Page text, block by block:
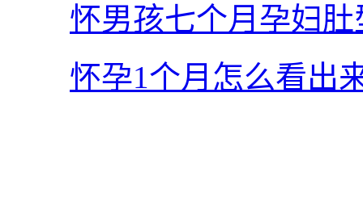
怀男孩七个月孕妇
怀孕1个月怎么看出